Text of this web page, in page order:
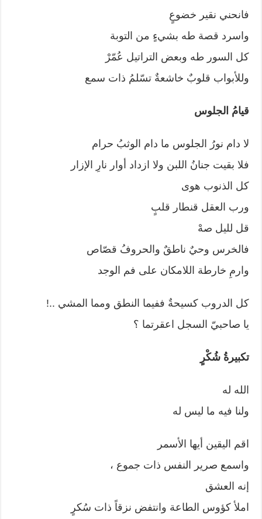
فانحني نقير خضوعٍ
واسرد قصة طه بشيءٍ من التوبة
كل السور طه وبعض التراتيل عُمّرْ
وللأبواب قلوبٌ خاشعةٌ تسّلمُ ذات سمع
قيامُ الجلوس
لا دام نورُ الجلوس ما دام الوثبُ حرام
فلا بقيت جنانُ اللبن ولا ازداد أوار نارِ الإزار
كل الذنوب هوى
ورب العقل قنطار قلبٍ
قل لليل صهْ
فالخرس وحيٌ ناطقٌ والحروفُ قصّاص
وارمِ خارطة اللامكان على فم الوجد
كل الدروب كسيحةٌ ففيما النطق ومما المشي ..!
يا صاحبيّ السجل اعقرتما ؟
تكبيرةُ شُكْرٍ
الله له
ولنا فيه ما ليس له
اقم اليقين أيها الأسمر
واسمع صرير النفس ذات جموع ،
إنه العشق
املأ كؤوس الطاعة وانتفض نزقاً ذات سُكرٍ